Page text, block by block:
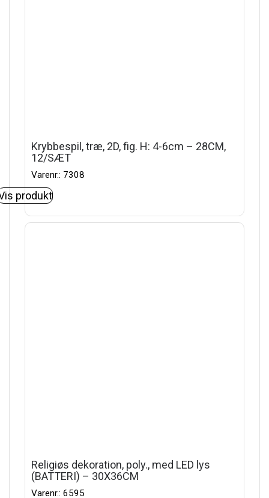
Krybbespil, træ, 2D, fig. H: 4-6cm – 28CM,
12/SÆT
Varenr.: 7308
produkt
Religiøs dekoration, poly., med LED lys
(BATTERI) – 30X36CM
Varenr.: 6595